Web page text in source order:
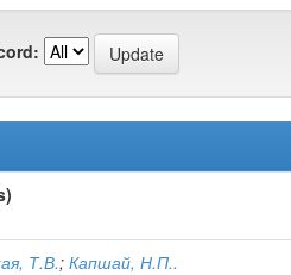
Т.В.; Капшай, Н.П..